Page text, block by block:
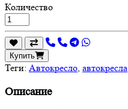
Количество
Купить
Теги: Автокресло, автокресла
Описание